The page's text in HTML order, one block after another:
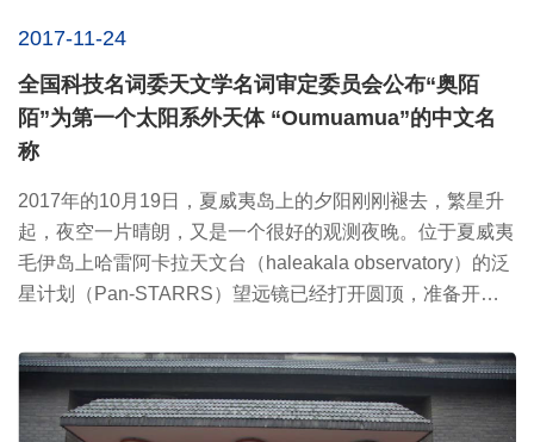
2017-11-24
全国科技名词委天文学名词审定委员会公布“奥陌
陌”为第一个太阳系外天体 “Oumuamua”的中文名
称
2017年的10月19日，夏威夷岛上的夕阳刚刚褪去，繁星升
起，夜空一片晴朗，又是一个很好的观测夜晚。位于夏威夷
毛伊岛上哈雷阿卡拉天文台（haleakala observatory）的泛
星计划（Pan-STARRS）望远镜已经打开圆顶，准备开始